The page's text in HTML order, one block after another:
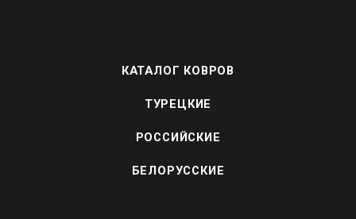
КАТАЛОГ КОВРОВ
ТУРЕЦКИЕ
РОССИЙСКИЕ
БЕЛОРУССКИЕ